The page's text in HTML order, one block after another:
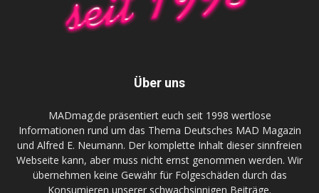
Über uns
MADmag.de präsentiert euch seit 1998 wertlose
Informationen rund um das Thema Deutsches MAD Magazin
und Alfred E. Neumann. Der komplette Inhalt dieser sinnfreien
Webseite kann, aber muss nicht ernst genommen werden. Wir
übernehmen keine Gewähr für Folgeschäden durch das
Konsumieren unserer schwachsinnigen Beiträge.